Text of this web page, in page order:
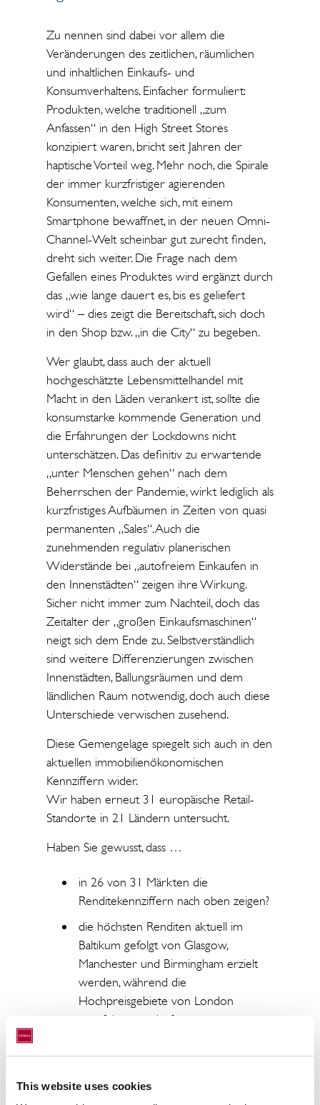
This website uses cookies
Zu nennen sind dabei vor allem die
Veränderungen des zeitlichen, räumlichen
und inhaltlichen Einkaufs- und
Konsumverhaltens. Einfacher formuliert:
Produkten, welche traditionell „zum
Anfassen“ in den High Street Stores
konzipiert waren, bricht seit Jahren der
haptische Vorteil weg. Mehr noch, die Spirale
der immer kurzfristiger agierenden
Konsumenten, welche sich, mit einem
Smartphone bewaffnet, in der neuen Omni-
Channel-Welt scheinbar gut zurecht finden,
dreht sich weiter. Die Frage nach dem
Gefallen eines Produktes wird ergänzt durch
das „wie lange dauert es, bis es geliefert
wird“ – dies zeigt die Bereitschaft, sich doch
in den Shop bzw. „in die City“ zu begeben.
Wer glaubt, dass auch der aktuell
hochgeschätzte Lebensmittelhandel mit
Macht in den Läden verankert ist, sollte die
konsumstarke kommende Generation und
die Erfahrungen der Lockdowns nicht
unterschätzen. Das definitiv zu erwartende
„unter Menschen gehen“ nach dem
Beherrschen der Pandemie, wirkt lediglich als
kurzfristiges Aufbäumen in Zeiten von quasi
permanenten „Sales“. Auch die
zunehmenden regulativ planerischen
Widerstände bei „autofreiem Einkaufen in
den Innenstädten“ zeigen ihre Wirkung.
Sicher nicht immer zum Nachteil, doch das
Zeitalter der „großen Einkaufsmaschinen“
neigt sich dem Ende zu. Selbstverständlich
sind weitere Differenzierungen zwischen
Innenstädten, Ballungsräumen und dem
ländlichen Raum notwendig, doch auch diese
Unterschiede verwischen zusehend.
Diese Gemengelage spiegelt sich auch in den
aktuellen immobilienökonomischen
Kennziffern wider.
Wir haben erneut 31 europäische Retail-
Standorte in 21 Ländern untersucht.
Haben Sie gewusst, dass …
in 26 von 31 Märkten die
Renditekennziffern nach oben zeigen?
die höchsten Renditen aktuell im
Baltikum gefolgt von Glasgow,
Manchester und Birmingham erzielt
werden, während die
Hochpreisgebiete von London
angeführt werden?
auf High Streets zeigen?